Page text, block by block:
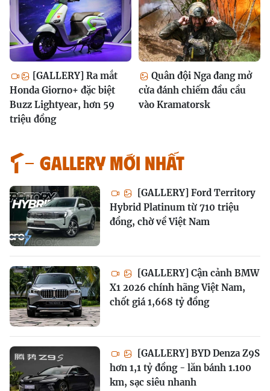
[GALLERY] Ra mắt
Honda Giorno+ đặc biệt
Buzz Lightyear, hơn 59
triệu đồng
Quân đội Nga đang mở
cửa đánh chiếm đầu cầu
vào Kramatorsk
GALLERY MỚI NHẤT
[GALLERY] Ford Territory
Hybrid Platinum từ 710 triệu
đồng, chờ về Việt Nam
[GALLERY] Cận cảnh BMW
X1 2026 chính hãng Việt Nam,
chốt giá 1,668 tỷ đồng
[GALLERY] BYD Denza Z9S
hơn 1,1 tỷ đồng - lăn bánh 1.100
km, sạc siêu nhanh